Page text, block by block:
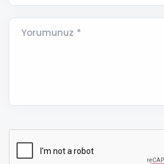
Yorumunuz *